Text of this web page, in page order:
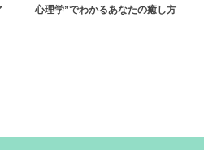
心理学”でわかるあなたの癒し方